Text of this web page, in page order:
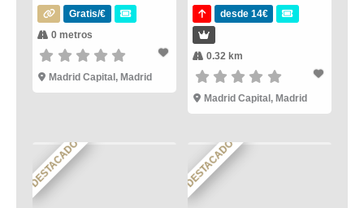
Gratis/€
0 metros
Madrid Capital, Madrid
desde 14€
0.32 km
Madrid Capital, Madrid
DESTACADO DESTACADO